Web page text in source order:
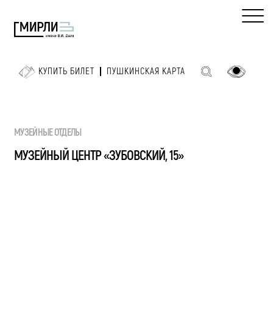
КУПИТЬ БИЛЕТ ПУШКИНСКАЯ КАРТА
МУЗЕЙНЫЕ ОТДЕЛЫ
МУЗЕЙНЫЙ ЦЕНТР «ЗУБОВСКИЙ, 15»